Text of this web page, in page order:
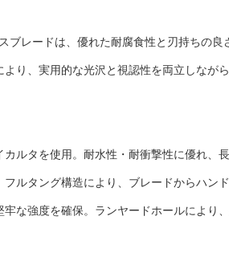
ブレードは、優れた耐腐食性と刃持ちの良
り、実用的な光沢と視認性を両立しなが
ルタを使用。耐水性・耐衝撃性に優れ、
ルタング構造により、ブレードからハン
牢な強度を確保。ランヤードホールにより